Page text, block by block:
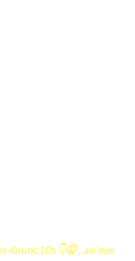
👇🤫 , así nos